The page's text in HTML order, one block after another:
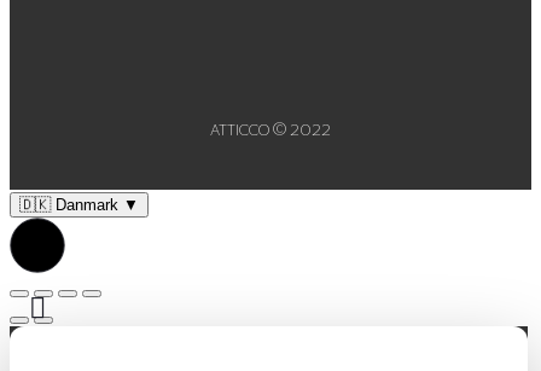
ATTICCO © 2022
🇩🇰 Danmark ▼